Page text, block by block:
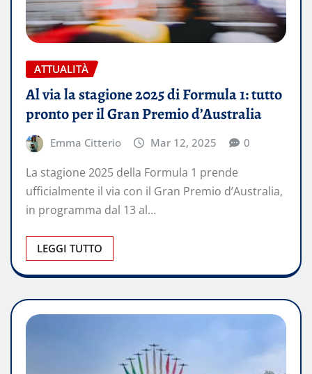
ATTUALITÀ
Al via la stagione 2025 di Formula 1: tutto
pronto per il Gran Premio d’Australia
Emma Citterio Mar 12, 2025 0
La stagione 2025 della Formula 1 prende
ufficialmente il via con il Gran Premio d’Australia,
in programma dal 13 al…
LEGGI TUTTO